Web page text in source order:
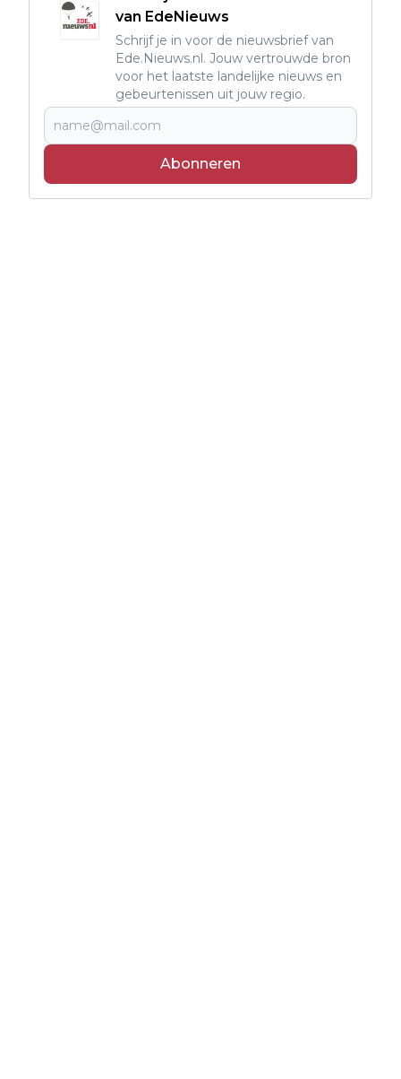
van EdeNieuws
Schrijf je in voor de nieuwsbrief van
Ede.Nieuws.nl. Jouw vertrouwde bron
voor het laatste landelijke nieuws en
gebeurtenissen uit jouw regio.
Abonneren